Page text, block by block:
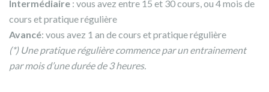
Intermédiaire : vous avez entre 15 et 30 cours, ou 4 mois de
cours et pratique régulière
Avancé: vous avez 1 an de cours et pratique régulière
(*) Une pratique régulière commence par un entrainement
par mois d’une durée de 3 heures.